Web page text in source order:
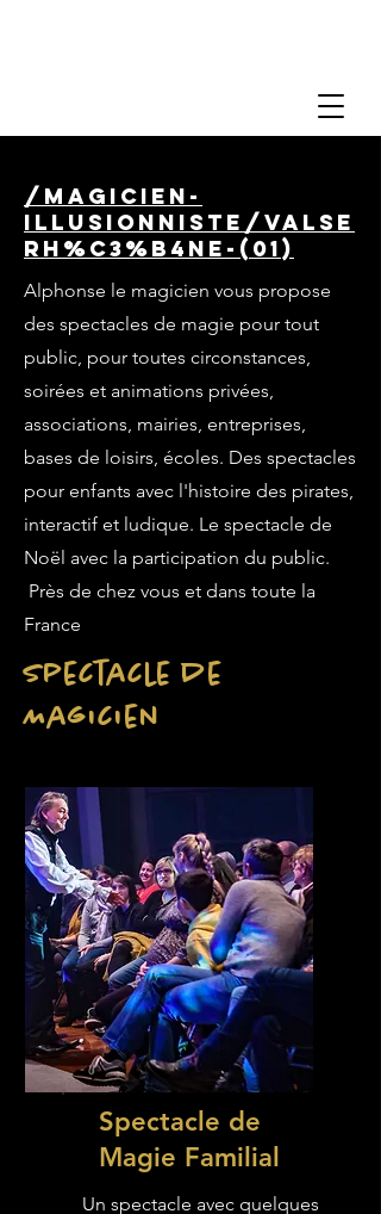
/magicien-
illusionniste/valse
rh%C3%B4ne-(01)
Alphonse le magicien vous propose
des spectacles de magie pour tout
public, pour toutes circonstances,
soirées et animations privées,
associations, mairies, entreprises,
bases de loisirs, écoles. Des spectacles
pour enfants avec l'histoire des pirates,
interactif et ludique. Le spectacle de
Noël avec la participation du public.
Près de chez vous et dans toute la
France
Spectacle de
Magicien
Spectacle de
Magie Familial
Un spectacle avec quelques